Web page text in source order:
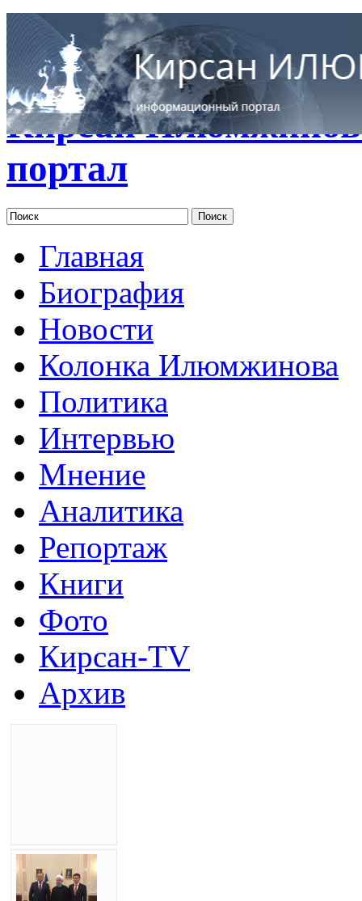
RUS
ENG
Кирсан
портал
Главная
Биография
Новости
Колонка Илюмжинова
Политика
Интервью
Мнение
Аналитика
Репортаж
Книги
Фото
Кирсан-TV
Архив